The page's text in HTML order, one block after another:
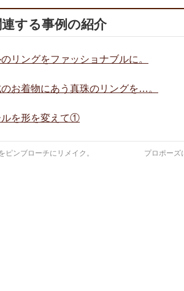
する事例の紹介
リングをファッショナブルに。
お着物にあう真珠のリングを…。
ルを形を変えて①
ピンブローチにリメイク。 プロポーズ